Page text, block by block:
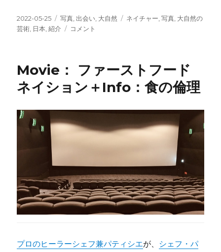
投
稿
2022-05-25
カ
テ
写真, 出会い, 大自然
タ
ネイチャー,写真, 大自然の
芸術, 日本,紹介
Nature
降
の
大
話
に
コメント
Movie： ファーストフード
ネイション＋Info：食の倫理
プロのヒーラーシェフ兼パティシエが、 シェフ・パ